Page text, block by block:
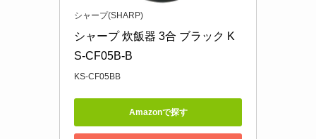
シャープ(SHARP)
シャープ 炊飯器 3合 ブラック K
S-CF05B-B
KS-CF05BB
Amazonで探す